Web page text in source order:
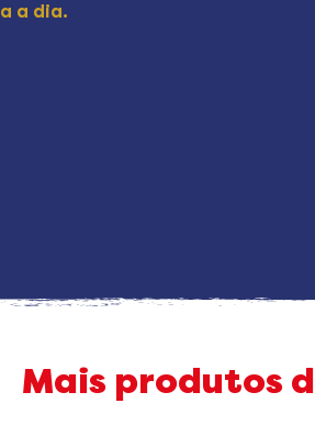
a dia.
Mais produtos